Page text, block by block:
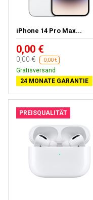
iPhone 14 Pro Max...
0,00 €
0,00 € -0,00 €
Gratisversand
24 MONATE GARANTIE
PREISQUALITÄT